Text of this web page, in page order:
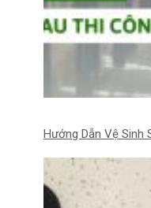
Hướng Dẫn Vệ Sinh